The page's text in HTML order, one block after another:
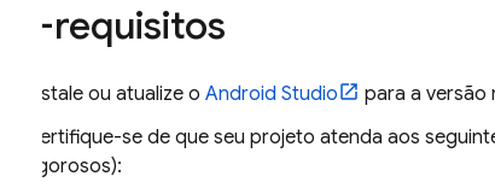
Pré-requisitos
Instale ou atualize o Android Studio
para a versão
Certifique-se de que seu projeto atenda aos
rigorosos):